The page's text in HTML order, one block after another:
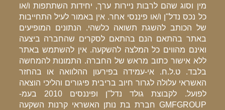
מין וסוג שהם לרבות ניירות ערך, יחידות השתתפות ו/או
כל נכס נדל"ן ו/או פיננסי אחר. אין באמור לעיל התחייבות
של הכותב להשגת תשואה כלשהי. הנתונים המופיעים
באתר בהתאם הנם בהתאם לסקרים שהחברה ביצעה
ואינם מהווים כל המלצה להשקעה. אין להשתמש באתר
ללא אישור כתוב מראש של החברה. התמונות להמחשה
בלבד. ט.ל.ח. אי-עמידה בפירעון ההלוואה או בהחזר
האשראי עלולה לגרור חיוב בריבית פיגורים והליכי הוצאה
לפועל. לקבוצת גולד נדל"ן ופיננסים 2010 בעמ-
GMFGROUP חברת בת נותן האשראי קרנות השקעה